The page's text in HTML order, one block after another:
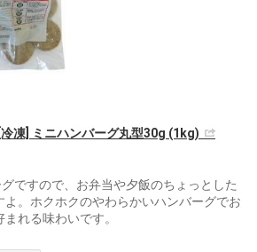
凍] ミニハンバーグ丸型30g (1kg)
ですので、お弁当や夕飯のちょっとした
よ。ホクホクのやわらかいハンバーグでお
れる味わいです。